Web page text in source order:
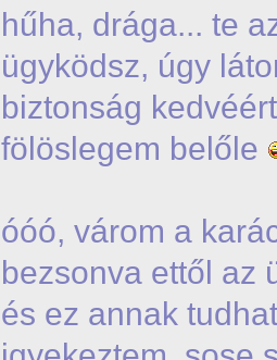
hűha, drága... te
ügyködsz, úgy
biztonság
fölöslegem belőle
óóó, várom a
bezsonva ettől az
és ez annak